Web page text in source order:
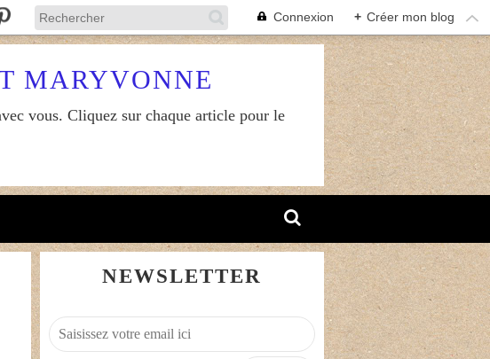
Connexion + Créer mon blog
MARYVONNE
vous. Cliquez sur chaque article pour le
NEWSLETTER